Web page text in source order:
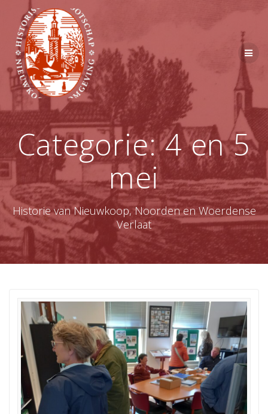
inhoud
Categorie:4 en 5
mei
Historie van Nieuwkoop, Noorden en Woerdense
Verlaat